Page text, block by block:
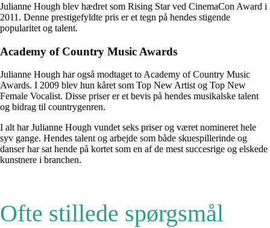
Julianne Hough blev hædret som Rising Star ved CinemaCon Award i
2011. Denne prestigefyldte pris er et tegn på hendes stigende
popularitet og talent.
Academy of Country Music Awards
Julianne Hough har også modtaget to Academy of Country Music
Awards. I 2009 blev hun kåret som Top New Artist og Top New
Female Vocalist. Disse priser er et bevis på hendes musikalske talent
og bidrag til countrygenren.
I alt har Julianne Hough vundet seks priser og været nomineret hele
syv gange. Hendes talent og arbejde som både skuespillerinde og
danser har sat hende på kortet som en af de mest succesrige og elskede
kunstnere i branchen.
Ofte stillede spørgsmål